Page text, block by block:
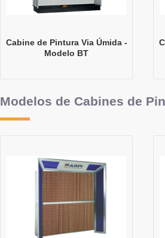
Cabine de Pintura Via Úmida -
Modelo BT
Modelos de Cabines de